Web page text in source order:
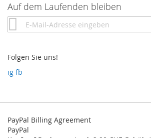
Auf dem Laufenden bleiben
Annmeldung
zum
Folgen Sie uns!
ig fb
PayPal Billing Agreement
PayPal